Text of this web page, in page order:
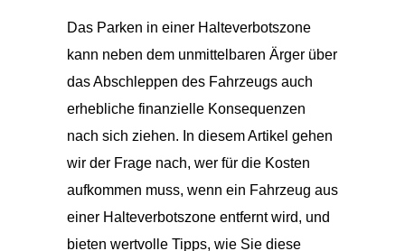
Das Parken in einer Halteverbotszone
kann neben dem unmittelbaren Ärger über
das Abschleppen des Fahrzeugs auch
erhebliche finanzielle Konsequenzen
nach sich ziehen. In diesem Artikel gehen
wir der Frage nach, wer für die Kosten
aufkommen muss, wenn ein Fahrzeug aus
einer Halteverbotszone entfernt wird, und
bieten wertvolle Tipps, wie Sie diese